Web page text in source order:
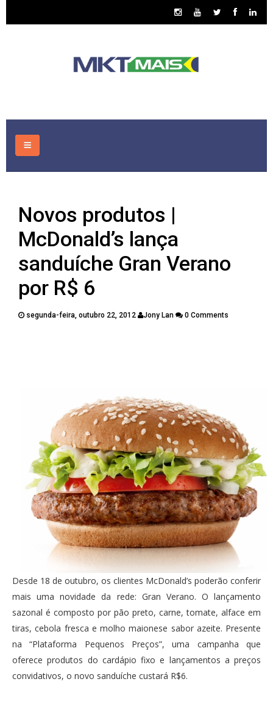
CONSULTORIA
ASSUNTOS
PUBLICAÇÕES
CONTATOS
Novos produtos |
McDonald’s lança
sanduíche Gran Verano
por R$ 6
segunda-feira, outubro 22, 2012 Jony Lan 0 Comments
Desde 18 de outubro, os clientes McDonald’s poderão conferir
mais uma novidade da rede: Gran Verano. O lançamento
sazonal é composto por pão preto, carne, tomate, alface em
tiras, cebola fresca e molho maionese sabor azeite. Presente
na “Plataforma Pequenos Preços”, uma campanha que
oferece produtos do cardápio fixo e lançamentos a preços
convidativos, o novo sanduíche custará R$6.